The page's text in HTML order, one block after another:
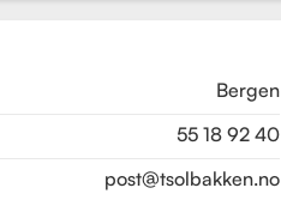
Bergen
55 18 92 40
post@tsolbakken.no